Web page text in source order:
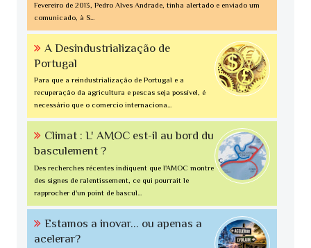
Fevereiro de 2013, Pedro Alves Andrade, tinha alertado e enviado um
comunicado, à S...
A Desindustrialização de
Portugal
Para que a reindustrialização de Portugal e a
recuperação da agricultura e pescas seja possível, é
necessário que o comercio internaciona...
Climat : L' AMOC est-il au bord du
basculement ?
Des recherches récentes indiquent que l'AMOC montre
des signes de ralentissement, ce qui pourrait le
rapprocher d'un point de bascul...
Estamos a inovar... ou apenas a
acelerar?